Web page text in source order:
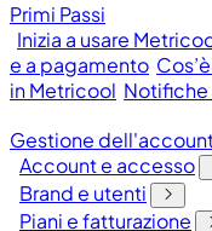
Primi Passi
Inizia a usare
e a pagamento
in Metricool
Gestione
Account e accesso
Brand e utenti
Piani e fatturazione